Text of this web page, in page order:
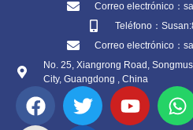
Correo electrónico：
Teléfono：
Correo electrónico：
No. 25, Xiangrong Road,
City, Guangdong , China